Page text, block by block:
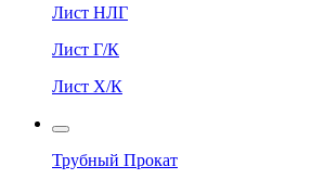
Лист НЛГ
Лист Г/К
Лист Х/К
Трубный Прокат